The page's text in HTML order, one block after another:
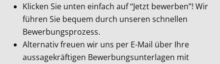
Klicken Sie unten einfach auf “Jetzt bewerben”! Wir
führen Sie bequem durch unseren schnellen
Bewerbungsprozess.
Alternativ freuen wir uns per E-Mail über Ihre
aussagekräftigen Bewerbungsunterlagen mit